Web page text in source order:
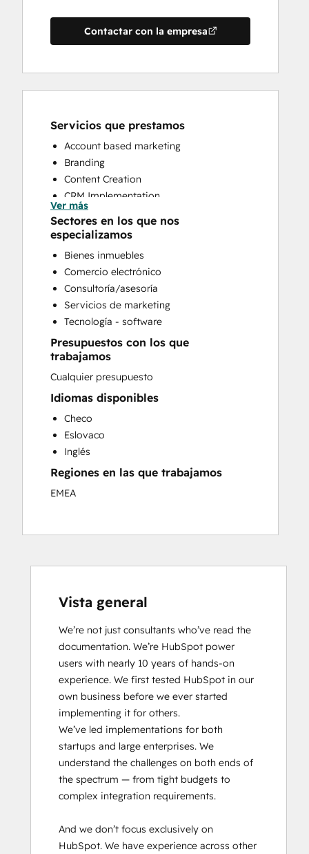
Contactar con la empresa
Servicios que prestamos
Account based marketing
Branding
Content Creation
CRM Implementation
CRM Migration
Email Marketing
HubSpot Onboarding
Sales and Marketing Alignment
Sales Enablement
Website Design
Website Development
Website Migration
Ver más
Sectores en los que nos
especializamos
Bienes inmuebles
Comercio electrónico
Consultoría/asesoría
Servicios de marketing
Tecnología - software
Presupuestos con los que
trabajamos
Cualquier presupuesto
Idiomas disponibles
Checo
Eslovaco
Inglés
Regiones en las que trabajamos
EMEA
Vista general
We’re not just consultants who’ve read the
documentation. We’re HubSpot power
users with nearly 10 years of hands-on
experience. We first tested HubSpot in our
own business before we ever started
implementing it for others.
We’ve led implementations for both
startups and large enterprises. We
understand the challenges on both ends of
the spectrum — from tight budgets to
complex integration requirements.
And we don’t focus exclusively on
HubSpot. We have experience across other